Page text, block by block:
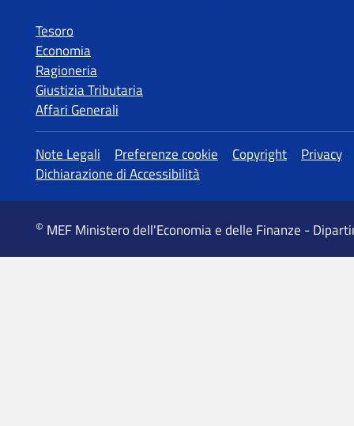
Tesoro
Economia
Ragioneria
Giustizia Tributaria
Affari Generali
Altre informazioni
Note Legali Preferenze cookie Copyright
Privacy
Dichiarazione di Accessibilità
© MEF Ministero dell'Economia e delle Finanze -